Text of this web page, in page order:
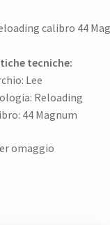
calibro 44
tecniche:
Lee
Reloading
44 Magnum
omaggio